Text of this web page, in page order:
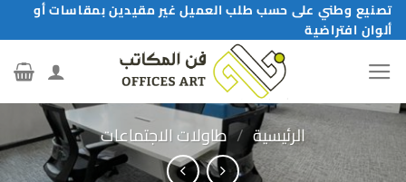
تخطي
للمحتوى
تصنيع وطني على حسب طلب العميل غير مقيدين بمقاسات أو
ألوان افتراضية
الرئيسية / طاولات الاجتماعات